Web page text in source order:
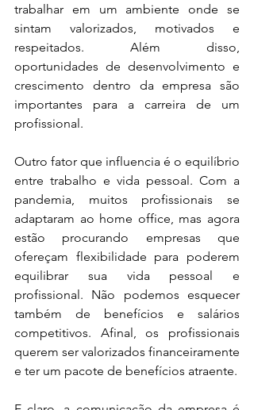
trabalhar em um ambiente onde se
sintam valorizados, motivados e
respeitados. Além disso,
oportunidades de desenvolvimento e
crescimento dentro da empresa são
importantes para a carreira de um
profissional.
Outro fator que influencia é o equilíbrio
entre trabalho e vida pessoal. Com a
pandemia, muitos profissionais se
adaptaram ao home office, mas agora
estão procurando empresas que
ofereçam flexibilidade para poderem
equilibrar sua vida pessoal e
profissional. Não podemos esquecer
também de benefícios e salários
competitivos. Afinal, os profissionais
querem ser valorizados financeiramente
e ter um pacote de benefícios atraente.